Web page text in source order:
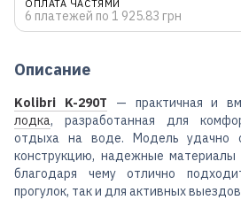
ОПЛАТА ЧАСТЯМИ
6 платежей по 1 925.83 грн
Описание
Kolibri K-290T — практичная и
лодка, разработанная для
отдыха на воде. Модель удачно
конструкцию, надежные материалы
благодаря чему отлично
прогулок, так и для активных